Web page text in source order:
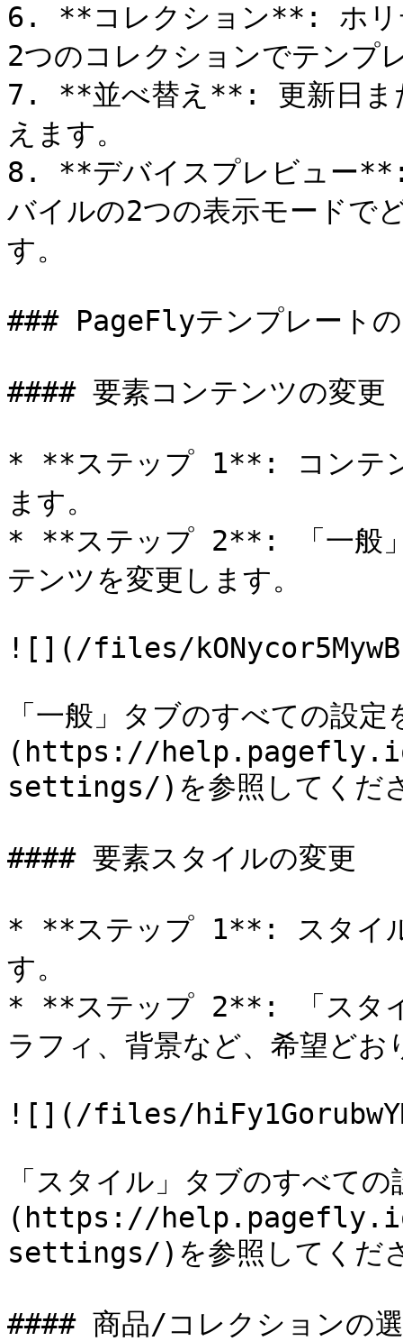
6. **コレクション**: ホリ
2つのコレクションでテンプ
7. **並べ替え**: 更新日ま
えます。
8. **デバイスプレビュー**:
バイルの2つの表示モードで
す。
### PageFlyテンプレート
#### 要素コンテンツの変更
* **ステップ 1**: コンテン
ます。
* **ステップ 2**: 「一般」
テンツを変更します。
![](/files/
「一般」タブのすべての設
(https://
settings/)を参照してくだ
#### 要素スタイルの変更
* **ステップ 1**: スタイル
す。
* **ステップ 2**: 「スタイ
ラフィ、背景など、希望ど
![](/files/
「スタイル」タブのすべて
(https://
settings/)を参照してくだ
#### 商品/コレクションの